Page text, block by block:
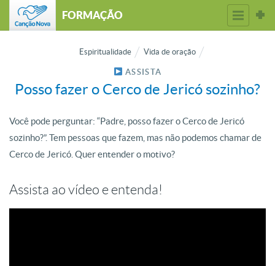
FORMAÇÃO
Espiritualidade Vida de oração
ASSISTA
Posso fazer o Cerco de Jericó sozinho?
Você pode perguntar: “Padre, posso fazer o Cerco de Jericó
sozinho?”. Tem pessoas que fazem, mas não podemos chamar de
Cerco de Jericó. Quer entender o motivo?
Assista ao vídeo e entenda!